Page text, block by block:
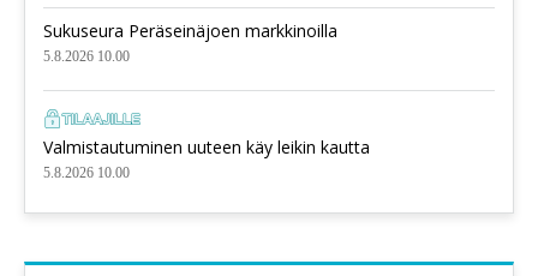
Sukuseura Peräseinäjoen markkinoilla
5.8.2026 10.00
Valmistautuminen uuteen käy leikin kautta
5.8.2026 10.00